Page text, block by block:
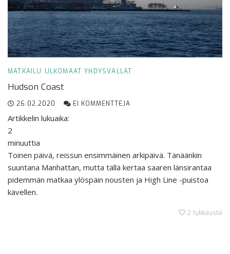
MATKAILU ULKOMAAT YHDYSVALLAT
Hudson Coast
26.02.2020 EI KOMMENTTEJA
Artikkelin lukuaika:
2
minuuttia
Toinen päivä, reissun ensimmäinen arkipäivä. Tänäänkin
suuntana Manhattan, mutta tällä kertaa saaren länsirantaa
pidemmän matkaa ylöspäin nousten ja High Line -puistoa
kävellen.
2 tykkäystä